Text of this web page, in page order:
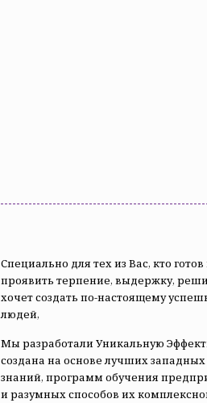
Специально для тех из Вас, кто
проявить терпение, выдержку,
хочет создать по-настоящему
людей,
Мы разработали Уникальную
создана на основе лучших
знаний, программ обучения
и разумных способов их